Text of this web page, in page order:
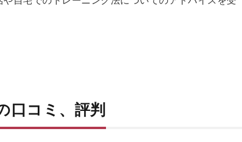
口コミ、評判